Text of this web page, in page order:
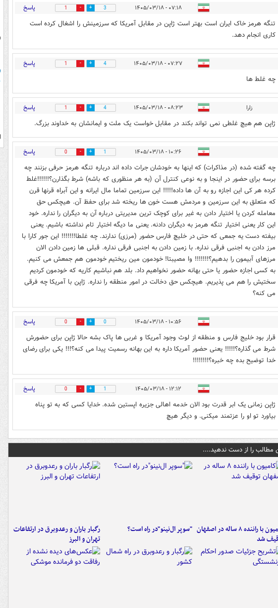
۰۷:۱۸ - ۱۴۰۵/۰۳/۱۸ 3
1 پاسخ
تنگه هرمز خاک ایران است بهتر است ژاپن در مقابل آمریکا که سرزمینش را اشغال کرده است
کاری انجام دهد.
۰۷:۲۷ - ۱۴۰۵/۰۳/۱۸ 4
1 پاسخ
چه غلط ها
زارا ۰۸:۲۳ - ۱۴۰۵/۰۳/۱۸ 4
1 پاسخ
ژاپن هم هیچ غلطی نمی تواند بکند در مقابل خواست یک ملت و ایمانشان به خداوند بزرگ.
۱۰:۲۶ - ۱۴۰۵/۰۳/۱۸ 1
0 پاسخ
چه گفته شده (در مذاکرات) که اینها به خودشان جرات داده اند درباره تنگه هرمز حرفی بزنند چه
برسه برای حضور در اینجا و به نوعی کنترل آن (به هر منظوری که باشه) شرط بگذارن؟!!!!!!غلط
کرده هر کی این اجازه رو به آن ها داده!!!!! این سرزمین تماما مال ایرانه و این آبراه قرنها قرن
که متعلق به این سرزمین و مردمش هست خون ها ریخته شد برای حفظ آن. هیچکس حق
معامله کردن یا اختیار دادن به غیر برای کوچک ترین مدیریتی درباره آن به دیگران را نداره. خود
این کار یعنی اختیار تنگه هرمز به دیگران دادنه. یعنی ما دیگه اختیار تام نداشته باشیم. یعنی
بیفته دست یه جمعی که حتی در خلیچ فارس حضور (مرزی) ندارند. چه غلطا!!!!!!! این جور کارا با
مرز دادن به اجنبی فرقی نداره. با زمین دادن به اجنبی فرقی نداره. قبلی ها زمین دادن الان
مرزهای آبیمون را بدهیم؟!!!!!!! وا مصیبتا! خودمون مین ریختیم خودمون هم جمعش می کنیم.
به کسی اجازه حضور یا حتی بهانه حضور نخواهیم داد. بلد هم نباشیم کاریه که خودمون کردیم
سختیش را هم می پذیریم. هیچکس حق دخالت در امور منطقه را نداره. ژاپن با آمریکا چه فرقی
می کنه؟
۱۰:۵۶ - ۱۴۰۵/۰۳/۱۸ 0
0 پاسخ
قرار بود خلیج فارس و منطقه از لوث وجود آمریکا و غربی ها پاک بشه حالا ژاپن برای حضورش
شرط می گذاره؟!!!!! یعنی حضور آمریکا داره به این بهانه رسمیت پیدا می کنه؟!!! یکی برای رضای
خدا توضیح بده چه خبره؟!!!!!!!!
۱۲:۱۲ - ۱۴۰۵/۰۳/۱۸ 1
0 پاسخ
ژاپن زمانی یک ابر قدرت بود الان خدمه اهالی جزیره اپستین شده. خدایا کسی که به تو پناه
بیاورد تو او را عزتمند میکنی. و دیگر هیچ
مطالب را از دست ندهید....
کامیون با راننده ۸ ساله در اصفهان
شد
"سوپر ال‌نینو"در راه است؟
رگبار باران و رعدوبرق در ارتفاعات
تهران و البرز